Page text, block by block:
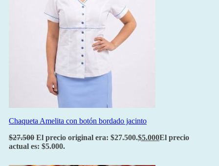
Chaqueta Amelita con botón bordado jacinto
$27.500 El precio original era: $27.500.$5.000El precio
actual es: $5.000.